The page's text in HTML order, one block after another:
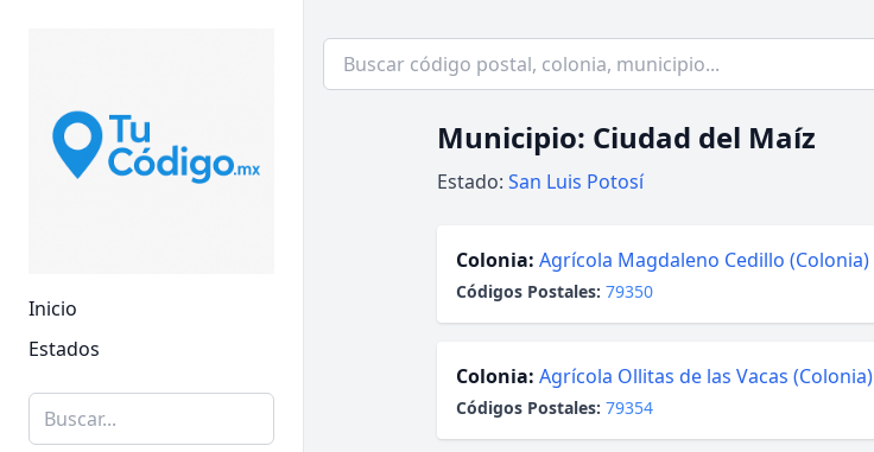
Inicio
Estados
Municipio: Ciudad del Maíz
Estado: San Luis Potosí
Colonia: Agrícola Magdaleno Cedillo (Colonia)
Códigos Postales: 79350
Colonia: Agrícola Ollitas de las Vacas (Colonia)
Códigos Postales: 79354